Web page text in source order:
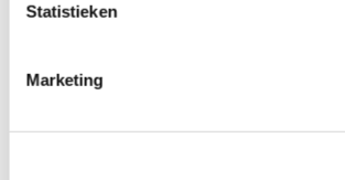
Statistieken
Marketing